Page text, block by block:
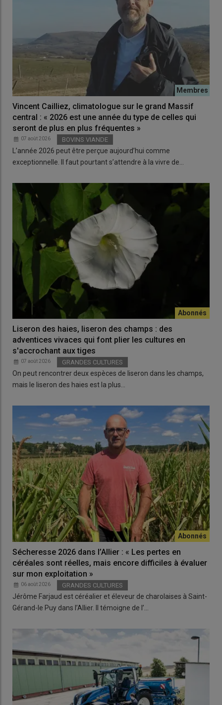
Vincent Cailliez, climatologue sur le grand Massif
central : « 2026 est une année du type de celles qui
seront de plus en plus fréquentes »
07 août 2026 BOVINS VIANDE
L’année 2026 peut être perçue aujourd’hui comme
exceptionnelle. Il faut pourtant s’attendre à la vivre de…
Liseron des haies, liseron des champs : des
adventices vivaces qui font plier les cultures en
s'accrochant aux tiges
07 août 2026 GRANDES CULTURES
On peut rencontrer deux espèces de liseron dans les champs,
mais le liseron des haies est la plus…
Sécheresse 2026 dans l’Allier : « Les pertes en
céréales sont réelles, mais encore difficiles à évaluer
sur mon exploitation »
06 août 2026 GRANDES CULTURES
Jérôme Farjaud est céréalier et éleveur de charolaises à Saint-
Gérand-le Puy dans l’Allier. Il témoigne de l’…